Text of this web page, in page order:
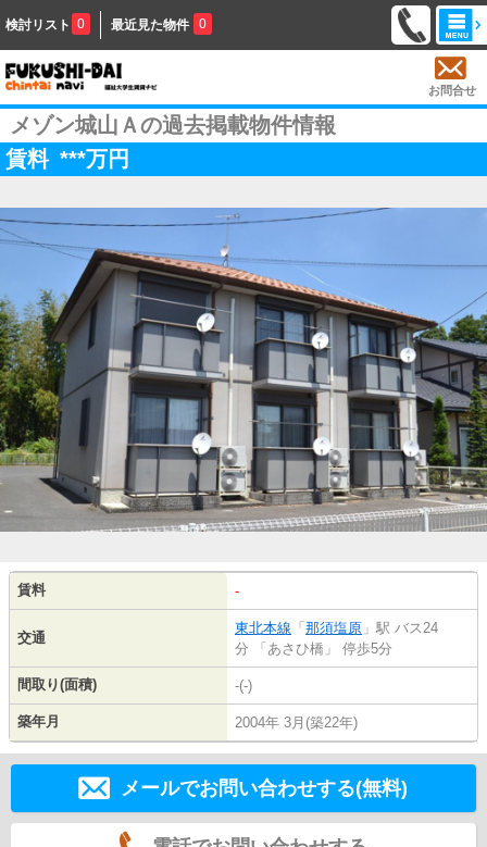
検討リスト 0 最近見た物件 0
お問合せ
メゾン城山Ａの過去掲載物件情報
賃料 ***万円
賃料 -
交通
東北本線 「 那須塩原 」駅 バス24
分 「あさひ橋」 停歩5分
間取り(面積) -(-)
築年月 2004年 3月(築22年)
メールでお問い合わせする(無料)